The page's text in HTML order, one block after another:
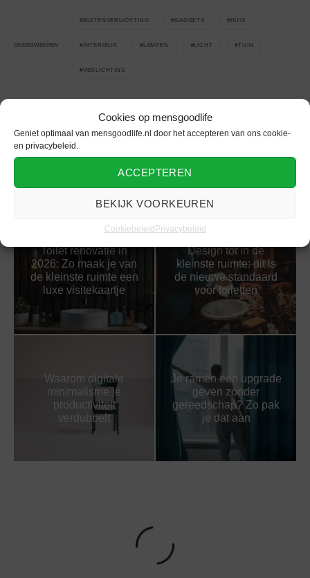
Cookies op mensgoodlife
Geniet optimaal van mensgoodlife.nl door het accepteren van ons cookie-
en privacybeleid.
ACCEPTEREN
BEKIJK VOORKEUREN
Cookiebeleid Privacybeleid
ONDERWERPEN
BUITENVERLICHTING GADGETS HUIS
INTERIEUR LAMPEN LICHT TUIN
VERLICHTING
Toilet renovatie in
2026: Zo maak je van
de kleinste ruimte een
luxe visitekaartje
Design tot in de
kleinste ruimte: dit is
de nieuwe standaard
voor toiletten
Waarom digitale
minimalisme je
productiviteit
verdubbelt
Je ramen een upgrade
geven zonder
gereedschap? Zo pak
je dat aan